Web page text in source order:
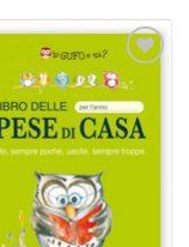
6,00€.5,70€.
Aggiungi
alla lista
dei